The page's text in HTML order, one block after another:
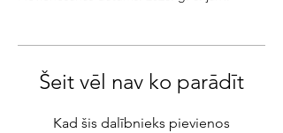
Šeit vēl nav ko parādīt
Kad šis dalībnieks pievienos